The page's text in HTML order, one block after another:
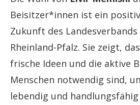
Beisitzer*innen ist ein
Zukunft des
Rheinland-Pfalz. Sie zeigt,
frische Ideen und die aktive
Menschen notwendig sind,
lebendig und